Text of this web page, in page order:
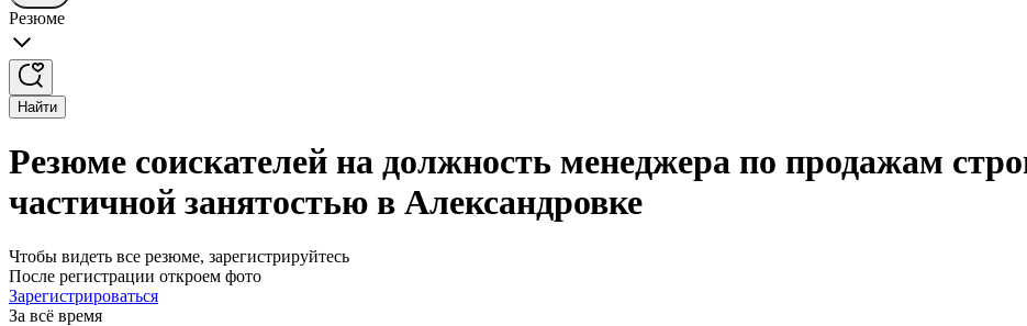
Резюме
Найти
Резюме соискателей на должность менеджера по продажам
частичной занятостью в Александровке
Чтобы видеть все резюме, зарегистрируйтесь
После регистрации откроем фото
Зарегистрироваться
За всё время